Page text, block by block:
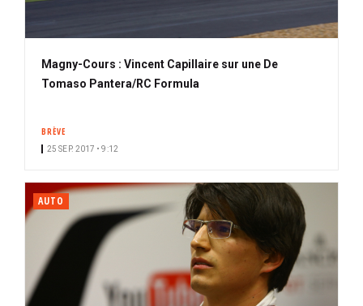
Magny-Cours : Vincent Capillaire sur une De
Tomaso Pantera/RC Formula
BRÈVE
25 SEP. 2017 • 9:12
AUTO